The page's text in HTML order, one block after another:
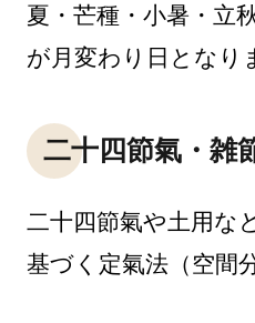
夏・芒種・小暑・立
が月変わり日となり
二十四節氣・雑
二十四節氣や土用な
基づく定氣法（空間